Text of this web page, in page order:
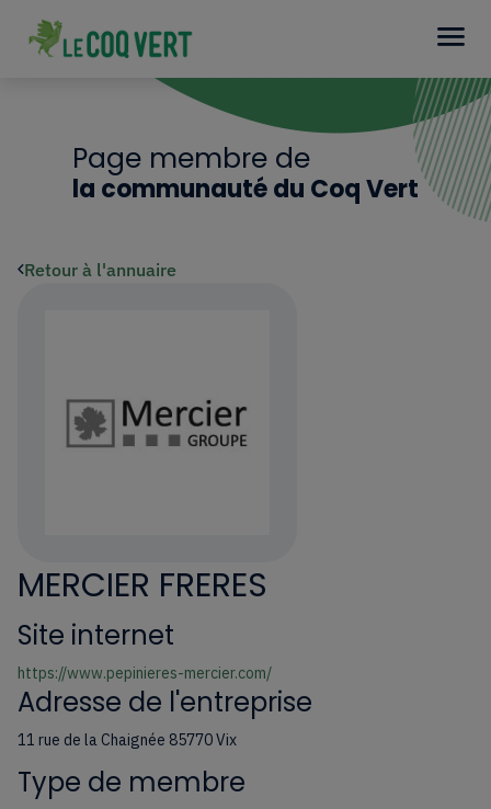
Page membre de
la communauté du Coq Vert
Retour à l'annuaire
MERCIER FRERES
Site internet
https://www.pepinieres-mercier.com/
Adresse de l'entreprise
11 rue de la Chaignée 85770 Vix
Type de membre